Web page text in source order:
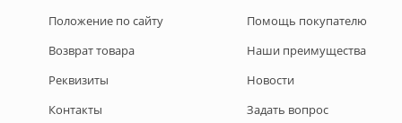
Положение по сайту
Возврат товара
Реквизиты
Контакты
Помощь покупателю
Наши преимущества
Новости
Задать вопрос